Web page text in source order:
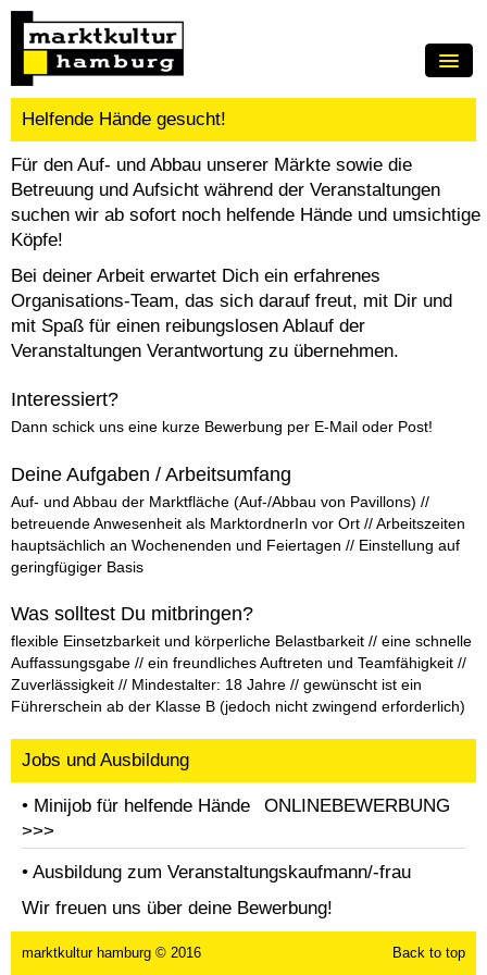
HOME
TERMINE / ANMELDUNG
ZELTVERMIETUNG
ÜBER UNS
JOBS
KONTAKT
IMPRESSUM
Helfende Hände gesucht!
Für den Auf- und Abbau unserer Märkte sowie die
Betreuung und Aufsicht während der Veranstaltungen
suchen wir ab sofort noch helfende Hände und umsichtige
Köpfe!
Bei deiner Arbeit erwartet Dich ein erfahrenes
Organisations-Team, das sich darauf freut, mit Dir und
mit Spaß für einen reibungslosen Ablauf der
Veranstaltungen Verantwortung zu übernehmen.
Interessiert?
Dann schick uns eine kurze Bewerbung per E-Mail oder Post!
Deine Aufgaben / Arbeitsumfang
Auf- und Abbau der Marktfläche (Auf-/Abbau von Pavillons) //
betreuende Anwesenheit als MarktordnerIn vor Ort // Arbeitszeiten
hauptsächlich an Wochenenden und Feiertagen // Einstellung auf
geringfügiger Basis
Was solltest Du mitbringen?
flexible Einsetzbarkeit und körperliche Belastbarkeit // eine schnelle
Auffassungsgabe // ein freundliches Auftreten und Teamfähigkeit //
Zuverlässigkeit // Mindestalter: 18 Jahre // gewünscht ist ein
Führerschein ab der Klasse B (jedoch nicht zwingend erforderlich)
Jobs und Ausbildung
• Minijob für helfende Hände
ONLINEBEWERBUNG
>>>
Mann Frau
• Ausbildung zum Veranstaltungskaufmann/-frau
Wir freuen uns über deine Bewerbung!
Back to top
marktkultur hamburg © 2016